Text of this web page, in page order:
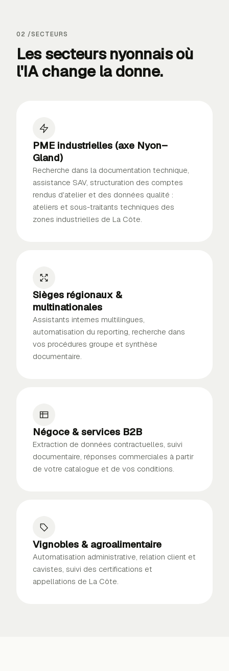
02 /SECTEURS
Les secteurs nyonnais où
l'IAchange la donne.
PME industrielles (axe Nyon–
Gland)
Recherche dans la documentation technique,
assistance SAV, structuration des comptes
rendus d'atelier et des données qualité :
ateliers et sous-traitants techniques des
zones industrielles de La Côte.
Sièges régionaux &
multinationales
Assistants internes multilingues,
automatisation du reporting, recherche dans
vos procédures groupe et synthèse
documentaire.
Négoce & services B2B
Extraction de données contractuelles, suivi
documentaire, réponses commerciales à partir
de votre catalogue et de vos conditions.
Vignobles & agroalimentaire
Automatisation administrative, relation client et
cavistes, suivi des certifications et
appellations de La Côte.